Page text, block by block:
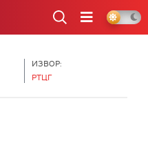
ИЗВОР:
РТЦГ